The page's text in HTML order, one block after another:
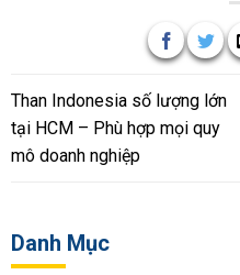
Danh Mục
Than Indonesia số lượng lớn
tại HCM – Phù hợp mọi quy
mô doanh nghiệp